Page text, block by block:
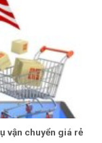
vận chuyển giá rẻ